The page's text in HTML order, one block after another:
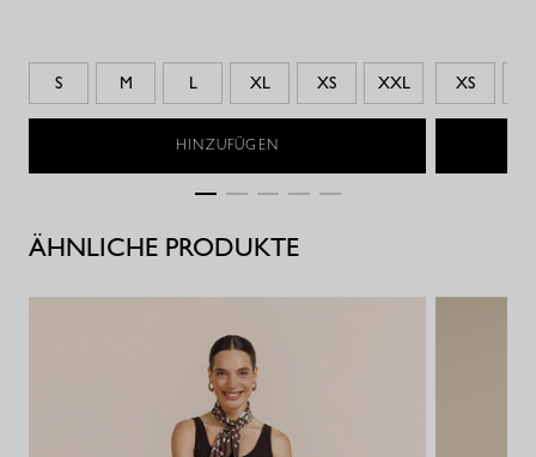
S M L XL XS XXL
HINZUFÜGEN
XS
ÄHNLICHE PRODUKTE